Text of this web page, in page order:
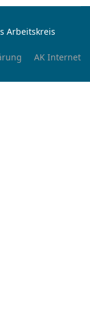
Arbeitskreis
AK Internet